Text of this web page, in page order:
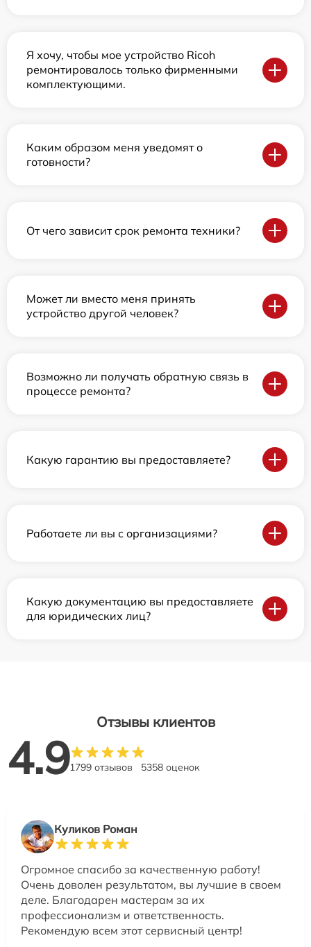
Я хочу, чтобы мое устройство Ricoh
ремонтировалось только фирменными
комплектующими.
Каким образом меня уведомят о
готовности?
От чего зависит срок ремонта техники?
Может ли вместо меня принять
устройство другой человек?
Возможно ли получать обратную связь в
процессе ремонта?
Какую гарантию вы предоставляете?
Работаете ли вы с организациями?
Какую документацию вы предоставляете
для юридических лиц?
Отзывы клиентов
4.91799 отзывов 5358 оценок
Куликов Роман
Огромное спасибо за качественную работу!
Очень доволен результатом, вы лучшие в своем
деле. Благодарен мастерам за их
профессионализм и ответственность.
Рекомендую всем этот сервисный центр!